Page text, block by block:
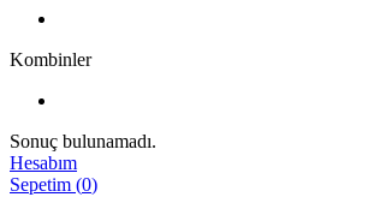
Kombinler
Sonuç bulunamadı.
Hesabım
Sepetim (0)